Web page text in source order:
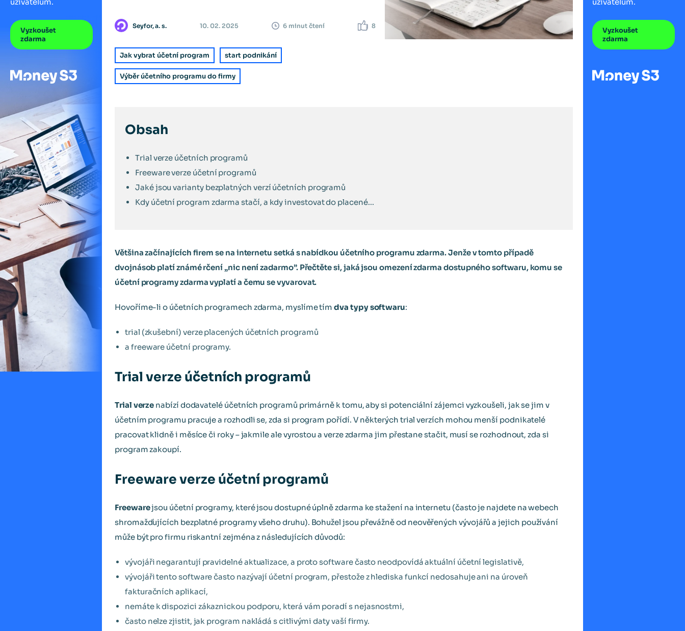
Vyzkoušet
zdarma
Seyfor, a. s. 10. 02. 2025 6 minut čtení 8
Jak vybrat účetní program start podnikání
Výběr účetního programu do firmy
Obsah
Trial verze účetních programů
Freeware verze účetní programů
Jaké jsou varianty bezplatných verzí účetních programů
Kdy účetní program zdarma stačí, a kdy investovat do placené...
Většina začínajících firem se na internetu setká s nabídkou účetního programu zdarma. Jenže v tomto případě
dvojnásob platí známé rčení „nic není zadarmo”. Přečtěte si, jaká jsou omezení zdarma dostupného softwaru, komu se
účetní programy zdarma vyplatí a čemu se vyvarovat.
Hovoříme-li o účetních programech zdarma, myslíme tímdva typy softwaru:
trial (zkušební) verze placených účetních programů
a freeware účetní programy.
Trial verze účetních programů
Trial verze nabízí dodavatelé účetních programů primárně k tomu, aby si potenciální zájemci vyzkoušeli, jak se jim v
účetním programu pracuje a rozhodli se, zda si program pořídí. V některých trial verzích mohou menší podnikatelé
pracovat klidně i měsíce či roky – jakmile ale vyrostou a verze zdarma jim přestane stačit, musí se rozhodnout, zda si
program zakoupí.
Freeware verze účetní programů
Freewarejsou účetní programy, které jsou dostupné úplně zdarma ke stažení na internetu (často je najdete na webech
shromažďujících bezplatné programy všeho druhu). Bohužel jsou převážně od neověřených vývojářů a jejich používání
může být pro firmu riskantní zejména z následujících důvodů:
vývojáři negarantují pravidelné aktualizace, a proto software často neodpovídá aktuální účetní legislativě,
vývojáři tento software často nazývají účetní program, přestože z hlediska funkcí nedosahuje ani na úroveň
fakturačních aplikací,
nemáte k dispozici zákaznickou podporu, která vám poradí s nejasnostmi,
často nelze zjistit, jak program nakládá s citlivými daty vaší firmy.
Vyzkoušet
zdarma